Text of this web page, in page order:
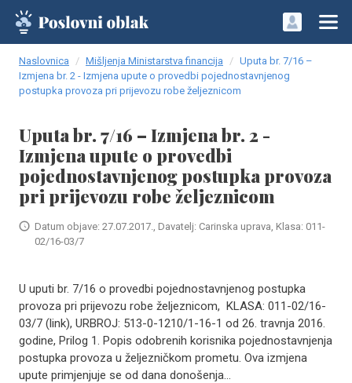
Naslovnica Mišljenja Ministarstva financija
Uputa br. 7/16 –
Izmjena br. 2 - Izmjena upute o provedbi pojednostavnjenog
postupka provoza pri prijevozu robe željeznicom
Uputa br. 7/16 – Izmjena br. 2 -
Izmjena upute o provedbi
pojednostavnjenog postupka provoza
pri prijevozu robe željeznicom
Datum objave: 27.07.2017., Davatelj: Carinska uprava, Klasa: 011-
02/16-03/7
U uputi br. 7/16 o provedbi pojednostavnjenog postupka
provoza pri prijevozu robe željeznicom, KLASA: 011-02/16-
03/7 (link), URBROJ: 513-0-1210/1-16-1 od 26. travnja 2016.
godine, Prilog 1. Popis odobrenih korisnika pojednostavnjenja
postupka provoza u željezničkom prometu. Ova izmjena
upute primjenjuje se od dana donošenja...